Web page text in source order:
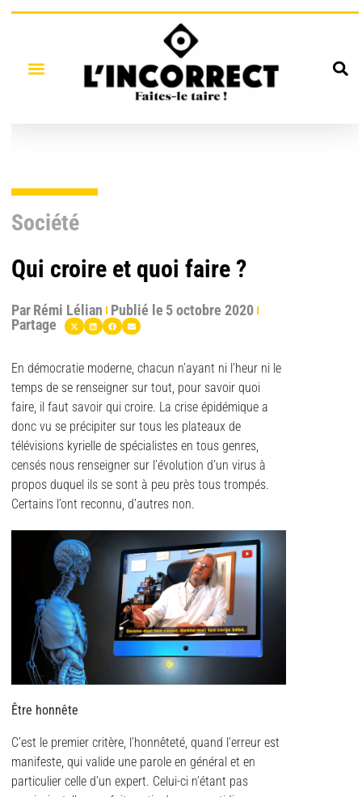
Société
Qui croire et quoi faire ?
ParRémi Lélian Publié le 5 octobre 2020
Partage
En démocratie moderne, chacun n’ayant ni l’heur ni le
temps de se renseigner sur tout, pour savoir quoi
faire, il faut savoir qui croire. La crise épidémique a
donc vu se précipiter sur tous les plateaux de
télévisions kyrielle de spécialistes en tous genres,
censés nous renseigner sur l’évolution d’un virus à
propos duquel ils se sont à peu près tous trompés.
Certains l’ont reconnu, d’autres non.
Être honnête
C’est le premier critère, l’honnêteté, quand l’erreur est
manifeste, qui valide une parole en général et en
particulier celle d’un expert. Celui-ci n’étant pas